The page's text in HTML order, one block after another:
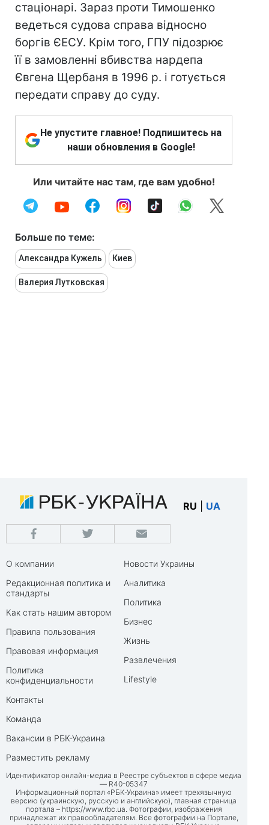
стаціонарі. Зараз проти Тимошенко
ведеться судова справа відносно
боргів ЄЕСУ. Крім того, ГПУ підозрює
її в замовленні вбивства нардепа
Євгена Щербаня в 1996 р. і готується
передати справу до суду.
Не упустите главное! Подпишитесь на
наши обновления в Google!
Или читайте нас там, где вам удобно!
Больше по теме:
Александра Кужель Киев
Валерия Лутковская
RU UA
О компании
Редакционная политика и
стандарты
Как стать нашим автором
Правила пользования
Правовая информация
Политика
конфиденциальности
Контакты
Команда
Вакансии в РБК-Украина
Разместить рекламу
Новости Украины
Аналитика
Политика
Бизнес
Жизнь
Развлечения
Lifestyle
Идентификатор онлайн-медиа в Реестре субъектов в сфере медиа
— R40-05347
Информационный портал «РБК-Украина» имеет трехязычную
версию (украинскую, русскую и английскую), главная страница
портала – https://www.rbc.ua. Фотографии, изображения
принадлежат их правообладателям. Все фотографии на Портале,